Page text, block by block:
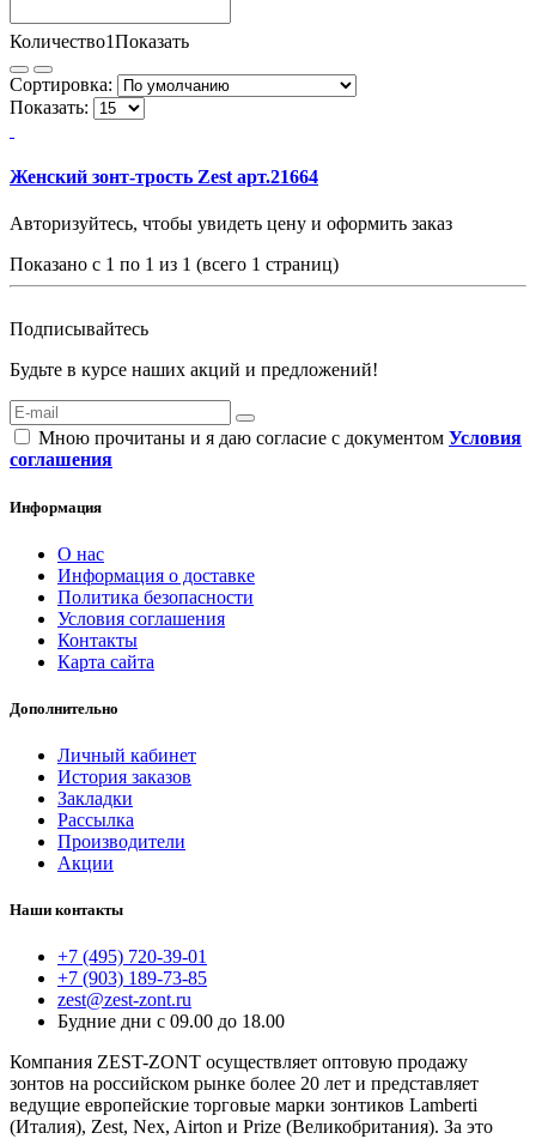
Количество1Показать
Сортировка:
Показать:
Женский зонт-трость Zest арт.21664
Авторизуйтесь, чтобы увидеть цену и оформить заказ
Показано с 1 по 1 из 1 (всего 1 страниц)
Подписывайтесь
Будьте в курсе наших акций и предложений!
Мною прочитаны и я даю согласие с документом Условия
соглашения
Информация
О нас
Информация о доставке
Политика безопасности
Условия соглашения
Контакты
Карта сайта
Дополнительно
Личный кабинет
История заказов
Закладки
Рассылка
Производители
Акции
Наши контакты
+7 (495) 720-39-01
+7 (903) 189-73-85
zest@zest-zont.ru
Будние дни с 09.00 до 18.00
Компания ZEST-ZONT осуществляет оптовую продажу
зонтов на российском рынке более 20 лет и представляет
ведущие европейские торговые марки зонтиков Lamberti
(Италия), Zest, Nex, Airton и Prize (Великобритания). За это